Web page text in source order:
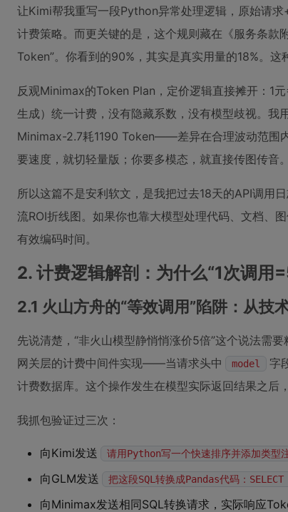
让Kimi帮我重写一段Python异常处理逻辑，原始请
计费策略。而更关键的是，这个规则藏在《服务条款
Token”。你看到的90%，其实是真实用量的18%。
反观Minimax的Token Plan，定价逻辑直接摊开：1
生成）统一计费，没有隐藏系数，没有模型歧视。
Minimax-2.7耗1190 Token——差异在合理波动范围
要速度，就切轻量版；你要多模态，就直接传图传音
所以这篇不是安利软文，是我把过去18天的API调用
流ROI折线图。如果你也靠大模型处理代码、文档、
有效编码时间。
2. 计费逻辑解剖：为什么“1次调用
2.1 火山方舟的“等效调用”陷阱：从技
先说清楚，“非火山模型静悄悄涨价5倍”这个说法需
网关层的计费中间件实现——当请求头中
model 字
计费数据库。这个操作发生在模型实际返回结果之后
我抓包验证过三次：
向Kimi发送 请用Python写一个快速排序并添加类型
向GLM发送
把这段SQL转换成Pandas代码：
向Minimax发送相同SQL转换请求，实际响应